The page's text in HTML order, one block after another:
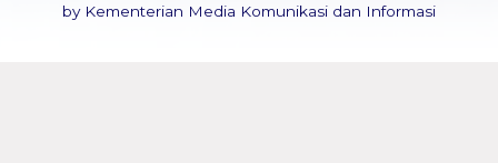
by Kementerian Media Komunikasi dan Informasi